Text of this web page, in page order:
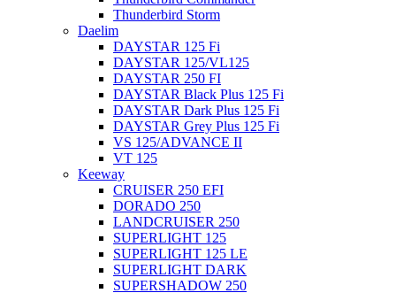
Thunderbird Storm
Daelim
DAYSTAR 125 Fi
DAYSTAR 125/VL125
DAYSTAR 250 FI
DAYSTAR Black Plus 125 Fi
DAYSTAR Dark Plus 125 Fi
DAYSTAR Grey Plus 125 Fi
VS 125/ADVANCE II
VT 125
Keeway
CRUISER 250 EFI
DORADO 250
LANDCRUISER 250
SUPERLIGHT 125
SUPERLIGHT 125 LE
SUPERLIGHT DARK
SUPERSHADOW 250